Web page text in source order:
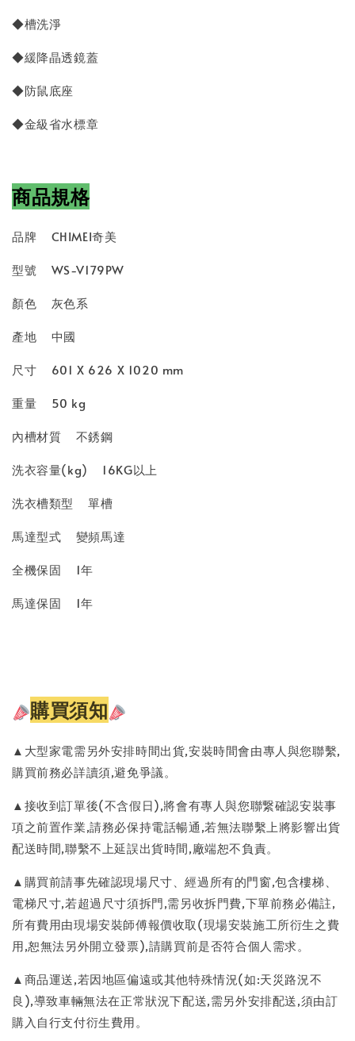
◆槽洗淨
◆緩降晶透鏡蓋
◆防鼠底座
◆金級省水標章
商品規格
品牌
CHIMEI奇美
型號
WS-V179PW
顏色
灰色系
產地
中國
尺寸
601 X 626 X 1020 mm
重量
50 kg
內槽材質
不銹鋼
洗衣容量(kg)
16KG以上
洗衣槽類型
單槽
馬達型式
變頻馬達
全機保固
1年
馬達保固
1年
購買須知
▲大型家電需另外安排時間出貨,安裝時間會由專人與您聯繫,
購買前務必詳讀須,避免爭議。
▲接收到訂單後(不含假日),將會有專人與您聯繋確認安裝事
項之前置作業,請務必保持電話暢通,若無法聯繫上將影響出貨
配送時間,聯繫不上延誤出貨時間,廠端恕不負責。
▲購買前請事先確認現場尺寸、經過所有的門窗,包含樓梯、
電梯尺寸,若超過尺寸須拆門,需另收拆門費,下單前務必備註,
所有費用由現場安裝師傅報價收取(現場安裝施工所衍生之費
用,恕無法另外開立發票),請購買前是否符合個人需求。
▲商品運送,若因地區偏遠或其他特殊情況(如:天災路況不
良),導致車輛無法在正常狀況下配送,需另外安排配送,須由訂
購入自行支付衍生費用。